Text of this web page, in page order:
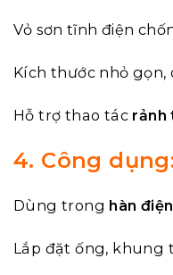
Vỏ sơn tĩnh điện
Kích thước nhỏ
Hỗ trợ thao tác rảnh
4. Công
Dùng trong hàn
Lắp đặt ống, khung